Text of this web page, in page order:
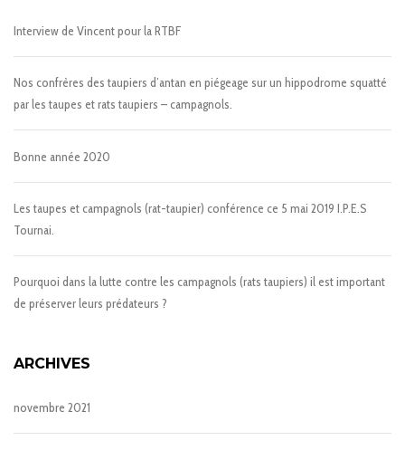
Interview de Vincent pour la RTBF
Nos confrères des taupiers d’antan en piégeage sur un hippodrome squatté
par les taupes et rats taupiers – campagnols.
Bonne année 2020
Les taupes et campagnols (rat-taupier) conférence ce 5 mai 2019 I.P.E.S
Tournai.
Pourquoi dans la lutte contre les campagnols (rats taupiers) il est important
de préserver leurs prédateurs ?
ARCHIVES
novembre 2021